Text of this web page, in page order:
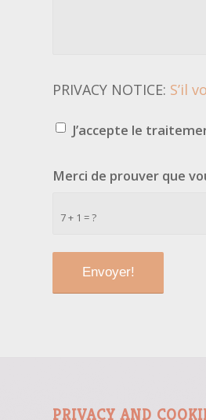
PRIVACY NOTICE: S’il
J’accepte le
7 + 1 = ?
Merci de prouver que
PRIVACY AND